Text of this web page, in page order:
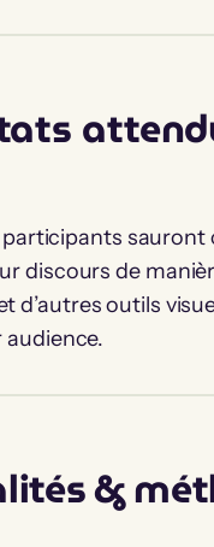
discours de
d’autres outils
&